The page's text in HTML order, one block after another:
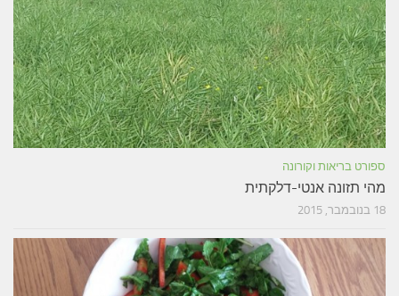
ספורט בריאות וקורונה
מהי תזונה אנטי-דלקתית
18 בנובמבר, 2015